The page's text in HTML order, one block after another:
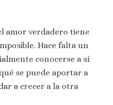
amor verdadero tiene
Hace falta un
conocerse a sí
se puede aportar a
a crecer a la otra